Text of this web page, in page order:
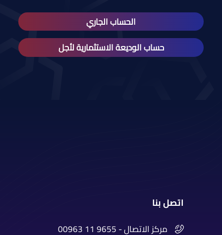
الحساب الجاري
حساب الوديعة الاستثمارية لأجل
اتصل بنا
00963 11 9655 - مركز الاتصال